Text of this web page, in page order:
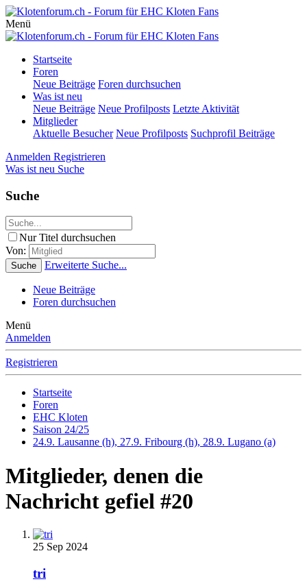
Menü
Startseite
Foren
Neue Beiträge Foren durchsuchen
Was ist neu
Neue Beiträge Neue Profilposts Letzte Aktivität
Mitglieder
Aktuelle Besucher Neue Profilposts Suchprofil Beiträge
Anmelden Registrieren
Was ist neu Suche
Suche
Nur Titel durchsuchen
Von:
Suche Erweiterte Suche...
Neue Beiträge
Foren durchsuchen
Menü
Anmelden
Registrieren
Startseite
Foren
EHC Kloten
Saison 24/25
24.9. Lausanne (h), 27.9. Fribourg (h), 28.9. Lugano (a)
Mitglieder, denen die
Nachricht gefiel #20
25 Sep 2024
tri